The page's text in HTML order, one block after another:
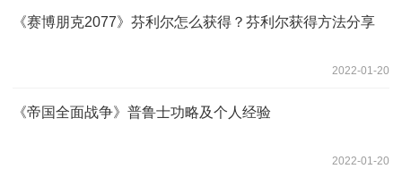
《赛博朋克2077》芬利尔怎么获得？芬利尔获得方法分享
2022-01-20
《帝国全面战争》普鲁士功略及个人经验
2022-01-20